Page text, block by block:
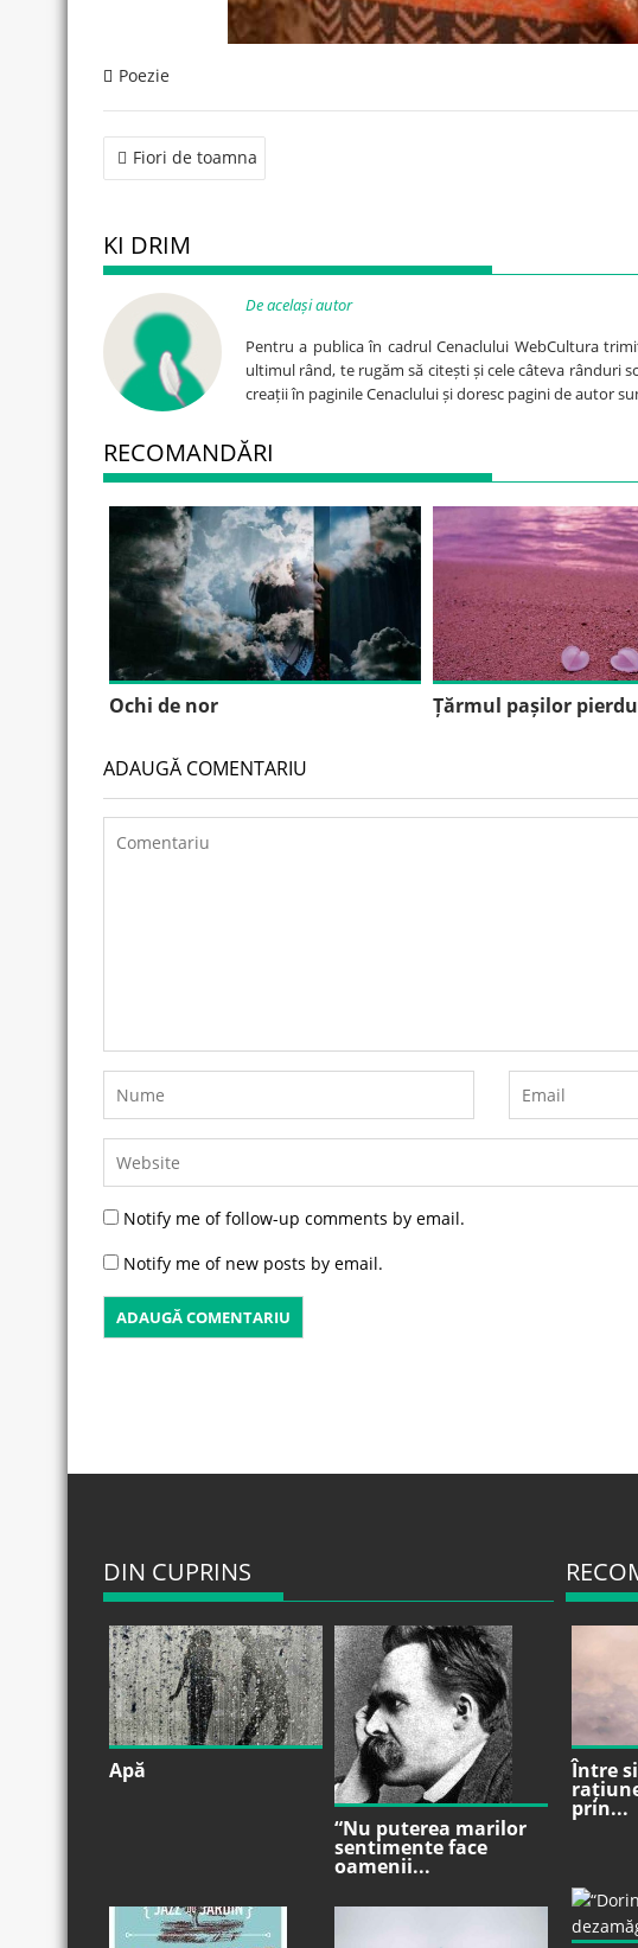
Poezie
Post
navigation
Fiori de toamna
KI DRIM
De același autor
Pentru a publica în cadrul Cenaclului WebCultura
ultimul rând, te rugăm să citești și cele câteva rânduri
creații în paginile Cenaclului și doresc pagini de autor
RECOMANDĂRI
Ochi de nor Țărmul pașilor
ADAUGĂ COMENTARIU
Notify me of follow-up comments by email.
Notify me of new posts by email.
DIN CUPRINS
Apă
“Nu puterea marilor
sentimente face
oamenii...
Între
prin...